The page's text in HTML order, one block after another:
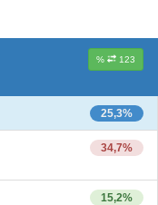
% 123
25,3%
34,7%
15,2%